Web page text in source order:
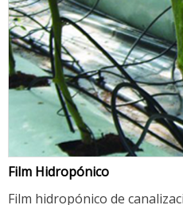
Film Hidropónico
Film hidropónico de